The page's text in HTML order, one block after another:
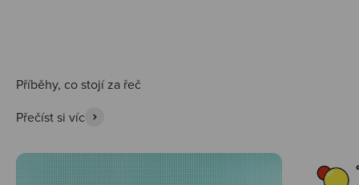
Přečíst si víc